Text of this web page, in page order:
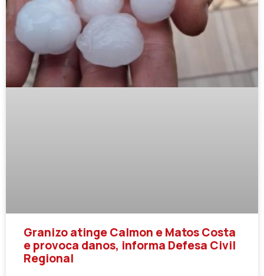
Granizo atinge Calmon e Matos Costa
e provoca danos, informa Defesa Civil
Regional